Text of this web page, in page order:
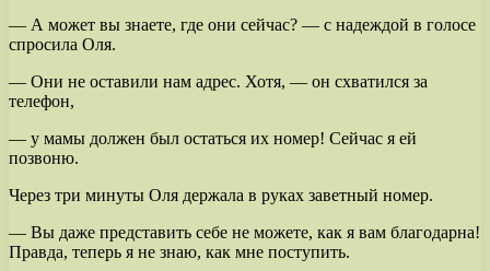
— А может вы знаете, где они сейчас? — с надеждой в голосе
спросила Оля.
— Они не оставили нам адрес. Хотя, — он схватился за
телефон,
— у мамы должен был остаться их номер! Сейчас я ей
позвоню.
Через три минуты Оля держала в руках заветный номер.
— Вы даже представить себе не можете, как я вам благодарна!
Правда, теперь я не знаю, как мне поступить.